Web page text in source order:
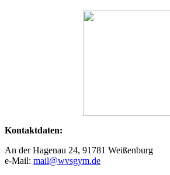
Kontaktdaten:
An der Hagenau 24, 91781 Weißenburg
e-Mail: mail@wvsgym.de